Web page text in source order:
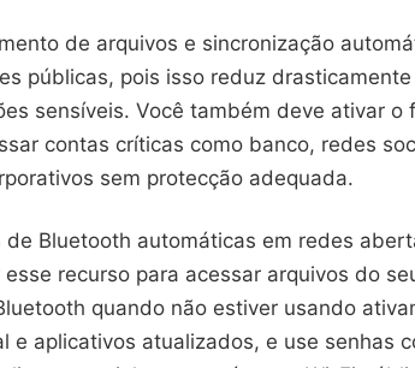
de arquivos e sincronização
públicas, pois isso reduz
sensíveis. Você também deve ativar o
contas críticas como banco, redes
sem protecção adequada.
de Bluetooth automáticas em redes
recurso para acessar arquivos do
quando não estiver usando
e aplicativos atualizados, e use senhas